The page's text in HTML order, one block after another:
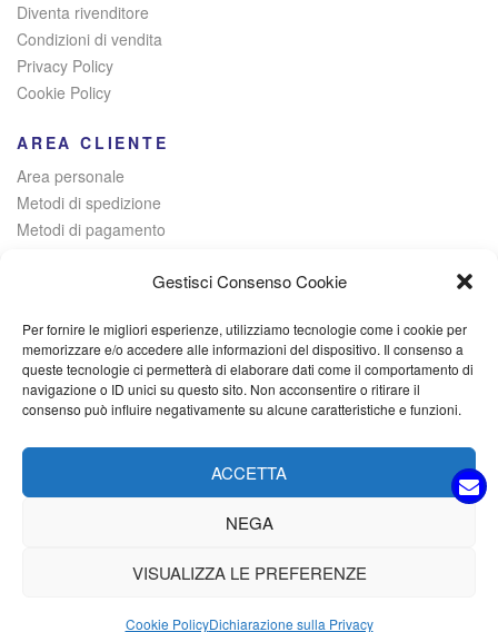
Gestisci Consenso Cookie
Per fornire le migliori esperienze, utilizziamo tecnologie come i cookie per
memorizzare e/o accedere alle informazioni del dispositivo. Il consenso a
queste tecnologie ci permetterà di elaborare dati come il comportamento di
navigazione o ID unici su questo sito. Non acconsentire o ritirare il
consenso può influire negativamente su alcune caratteristiche e funzioni.
ACCETTA
NEGA
VISUALIZZA LE PREFERENZE
Cookie PolicyDichiarazione sulla Privacy
Diventa rivenditore
Condizioni di vendita
Privacy Policy
Cookie Policy
AREA CLIENTE
Area personale
Metodi di spedizione
Metodi di pagamento
© 2021 Italia Magazzini di Lombardo Raffaele – Via Giovanni
Iervolino, 384 – 80040 Poggiomarino (NA) Iscritta alla Camera di
Commercio di Napoli – P. IVA: 09527701214 – C.F.